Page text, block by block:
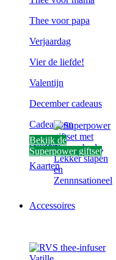
Thee voor papa
Verjaardag
Vier de liefde!
Valentijn
December cadeaus
Cadeaubon
Giftsets
Kaarten
Bekijk de
Superpower giftset
Accessoires